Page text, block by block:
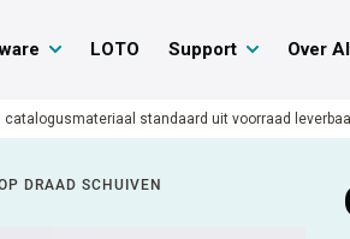
LOTO Support Over
catalogusmateriaal standaard uit voorraad
DRAAD SCHUIVEN